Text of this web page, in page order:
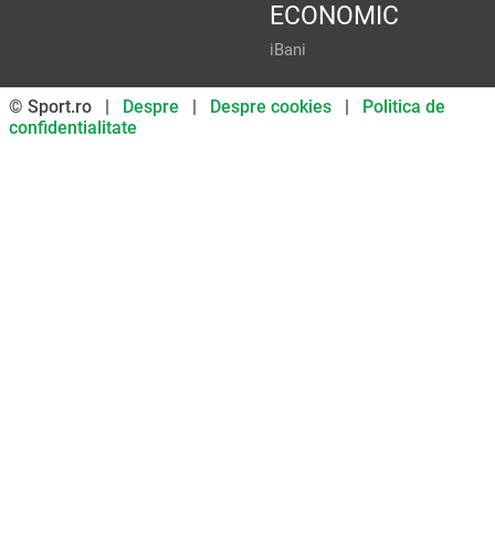
ECONOMIC
iBani
© Sport.ro | Despre Despre cookies
Politica de
confidentialitate